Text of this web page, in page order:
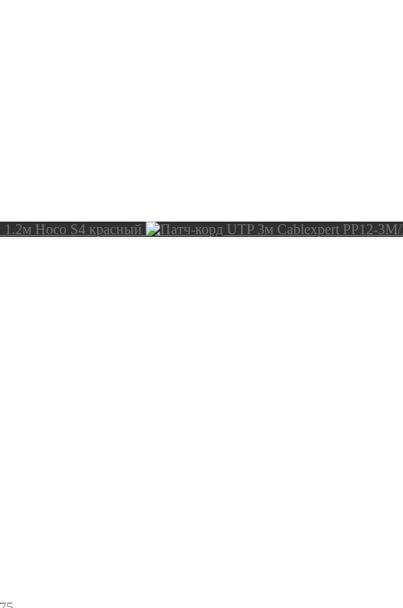
1.2м Hoco S4 красный